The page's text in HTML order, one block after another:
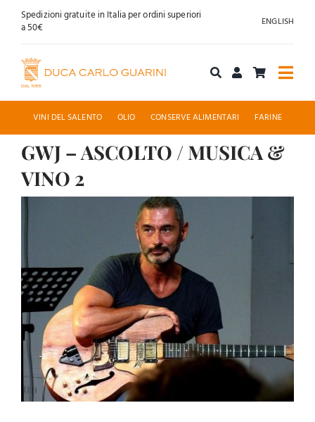
SaltaSpedizioni gratuite in Italia per ordini superiori
a 50€
ENGLISH
Acquista online
Chi siamo
Accoglienza
Contatti
VINI DEL SALENTO OLIO CONSERVE ALIMENTARI FARINE
GWJ – ASCOLTO / MUSICA &
VINO 2